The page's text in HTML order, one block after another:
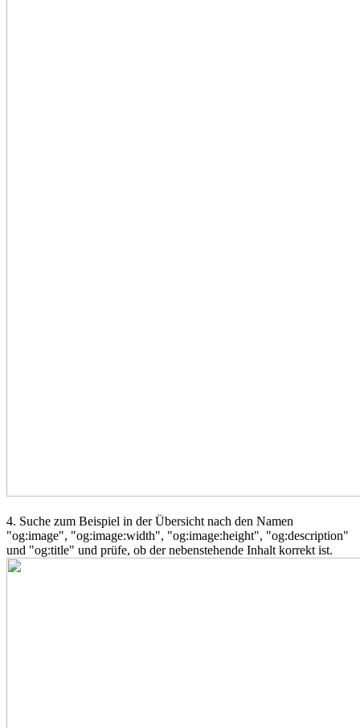
4. Suche zum Beispiel in der Übersicht nach den Namen
"og:image", "og:image:width", "og:image:height", "og:description"
und "og:title" und prüfe, ob der nebenstehende Inhalt korrekt ist.